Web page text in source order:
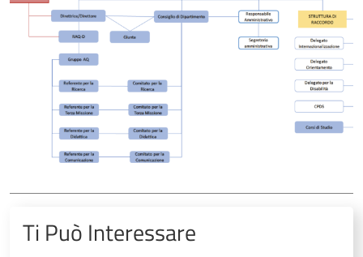
Ti Può Interessare